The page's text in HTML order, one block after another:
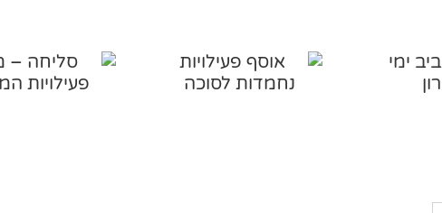
פעילויות
מגוון